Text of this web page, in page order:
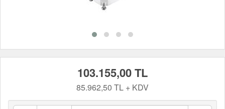
103.155,00 TL
85.962,50 TL + KDV